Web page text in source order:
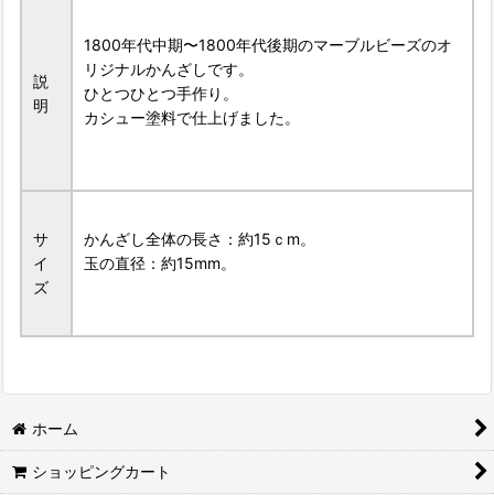
説
明
1800年代中期〜1800年代後期のマーブルビーズのオ
リジナルかんざしです。
ひとつひとつ手作り。
カシュー塗料で仕上げました。
サ
イ
ズ
かんざし全体の長さ：約15ｃm。
玉の直径：約15mm。
ホーム
ショッピングカート